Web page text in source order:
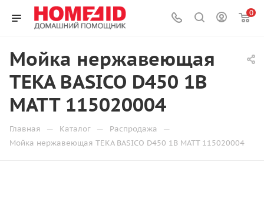
0
Мойка нержавеющая
TEKA BASICO D450 1B
MATT 115020004
Главная — Каталог — Распродажа —
Мойка нержавеющая TEKA BASICO D450 1B MATT 115020004